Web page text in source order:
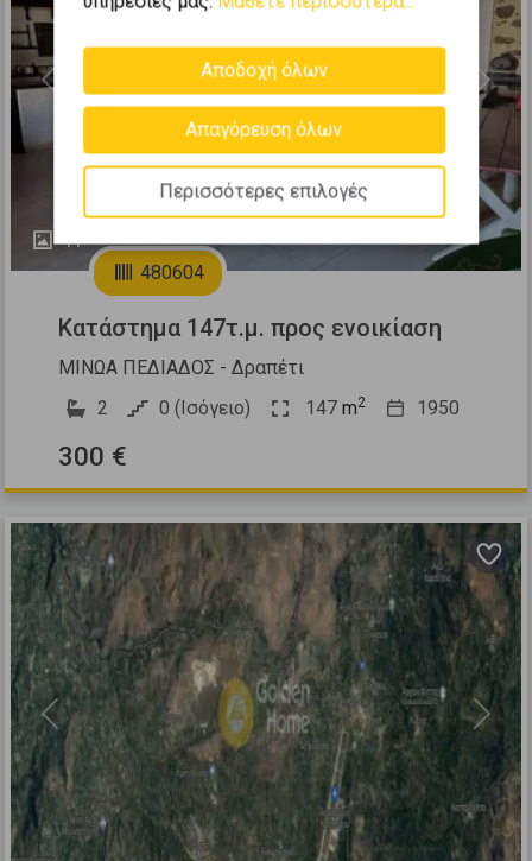
41
Previous Next
480604
Κατάστημα 147τ.μ. προς ενοικίαση
ΜΙΝΩΑ ΠΕΔΙΑΔΟΣ - Δραπέτι
2
0 (Ισόγειο) 147 m2 1950
300 €
Previous Next
Αποδοχή όλων
Απαγόρευση όλων
Περισσότερες επιλογές